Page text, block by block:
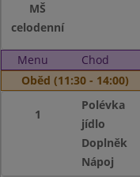
MŠ
celodenní
Menu Chod
Oběd (11:30 - 14:00)
1
Polévka
jídlo
Doplněk
Nápoj